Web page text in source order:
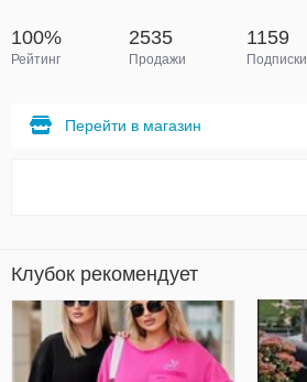
100%
Рейтинг
2535
Продажи
1159
Подписки
Перейти в магазин
Клубок рекомендует